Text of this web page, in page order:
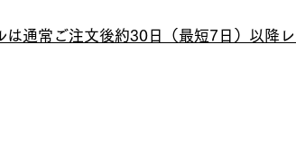
通常ご注文後約30日（最短7日）以降レ